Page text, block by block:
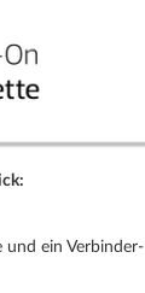
und ein Verbinder-